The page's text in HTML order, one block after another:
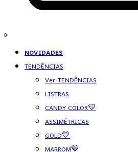
0
NOVIDADES
TENDÊNCIAS
Ver TENDÊNCIAS
LISTRAS
CANDY COLOR💛
ASSIMÉTRICAS
GOLD💛